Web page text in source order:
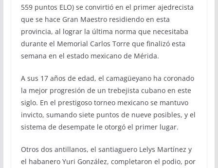
559 puntos ELO) se convirtió en el primer ajedrecista
que se hace Gran Maestro residiendo en esta
provincia, al lograr la última norma que necesitaba
durante el Memorial Carlos Torre que finalizó esta
semana en el estado mexicano de Mérida.
A sus 17 años de edad, el camagüeyano ha coronado
la mejor progresión de un trebejista cubano en este
siglo. En el prestigoso torneo mexicano se mantuvo
invicto, sumando siete puntos de nueve posibles, y el
sistema de desempate le otorgó el primer lugar.
Otros dos antillanos, el santiaguero Lelys Martínez y
el habanero Yuri González, completaron el podio, por